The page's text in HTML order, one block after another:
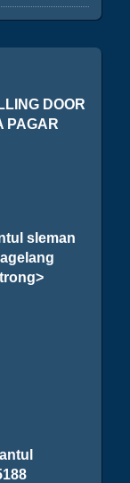
DOOR
PAGAR
sleman